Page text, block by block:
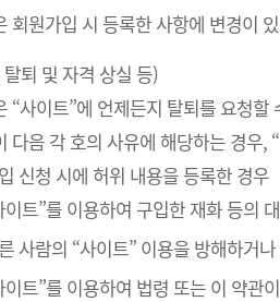
원가입 시 등록한 사항에 변경이
퇴 및 자격 상실 등)
사이트”에 언제든지 탈퇴를 요청할
음 각 호의 사유에 해당하는 경우,
신청 시에 허위 내용을 등록한 경우
이트”를 이용하여 구입한 재화 등의
사람의 “사이트” 이용을 방해하거
이트”를 이용하여 법령 또는 이 약관